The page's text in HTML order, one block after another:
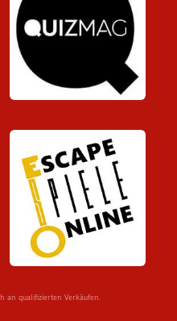
an qualifizierten Verkäufen.